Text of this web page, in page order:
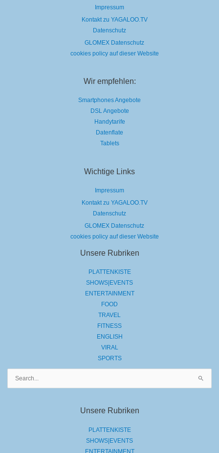
Impressum
Kontakt zu YAGALOO.TV
Datenschutz
GLOMEX Datenschutz
cookies policy auf dieser Website
Wir empfehlen:
Smartphones Angebote
DSL Angebote
Handytarife
Datenflate
Tablets
Wichtige Links
Impressum
Kontakt zu YAGALOO.TV
Datenschutz
GLOMEX Datenschutz
cookies policy auf dieser Website
Unsere Rubriken
PLATTENKISTE
SHOWS|EVENTS
ENTERTAINMENT
FOOD
TRAVEL
FITNESS
ENGLISH
VIRAL
SPORTS
Unsere Rubriken
PLATTENKISTE
SHOWS|EVENTS
ENTERTAINMENT